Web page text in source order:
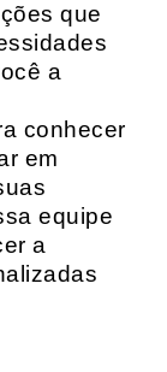
que
a
conhecer
em
equipe
a